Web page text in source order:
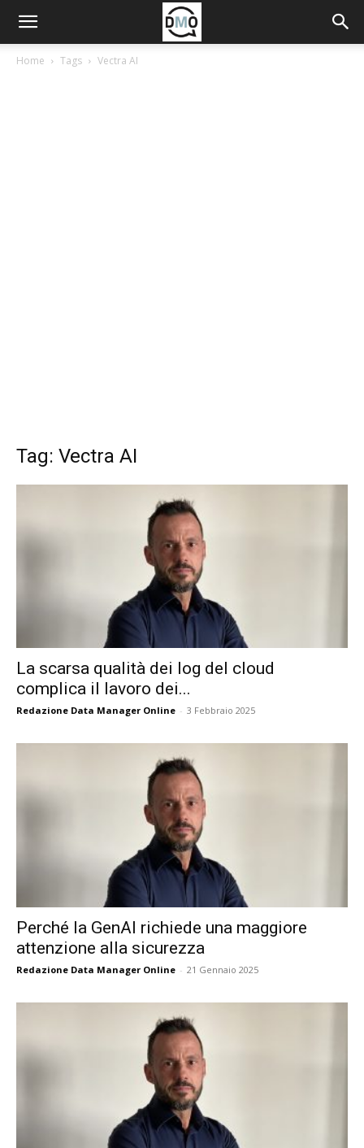
Home Tags Vectra AI
Tag: Vectra AI
La scarsa qualità dei log del cloud
complica il lavoro dei...
Redazione Data Manager Online - 3 Febbraio 2025
Perché la GenAI richiede una maggiore
attenzione alla sicurezza
Redazione Data Manager Online - 21 Gennaio 2025